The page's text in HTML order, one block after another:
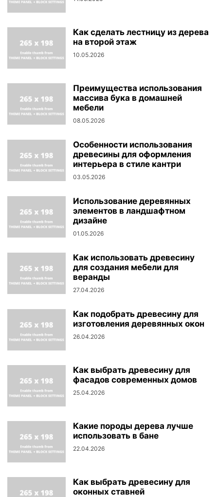
Как сделать лестницу из дерева
на второй этаж
10.05.2026
Преимущества использования
массива бука в домашней
мебели
08.05.2026
Особенности использования
древесины для оформления
интерьера в стиле кантри
03.05.2026
Использование деревянных
элементов в ландшафтном
дизайне
01.05.2026
Как использовать древесину
для создания мебели для
веранды
27.04.2026
Как подобрать древесину для
изготовления деревянных окон
26.04.2026
Как выбрать древесину для
фасадов современных домов
25.04.2026
Какие породы дерева лучше
использовать в бане
22.04.2026
Как выбрать древесину для
оконных ставней